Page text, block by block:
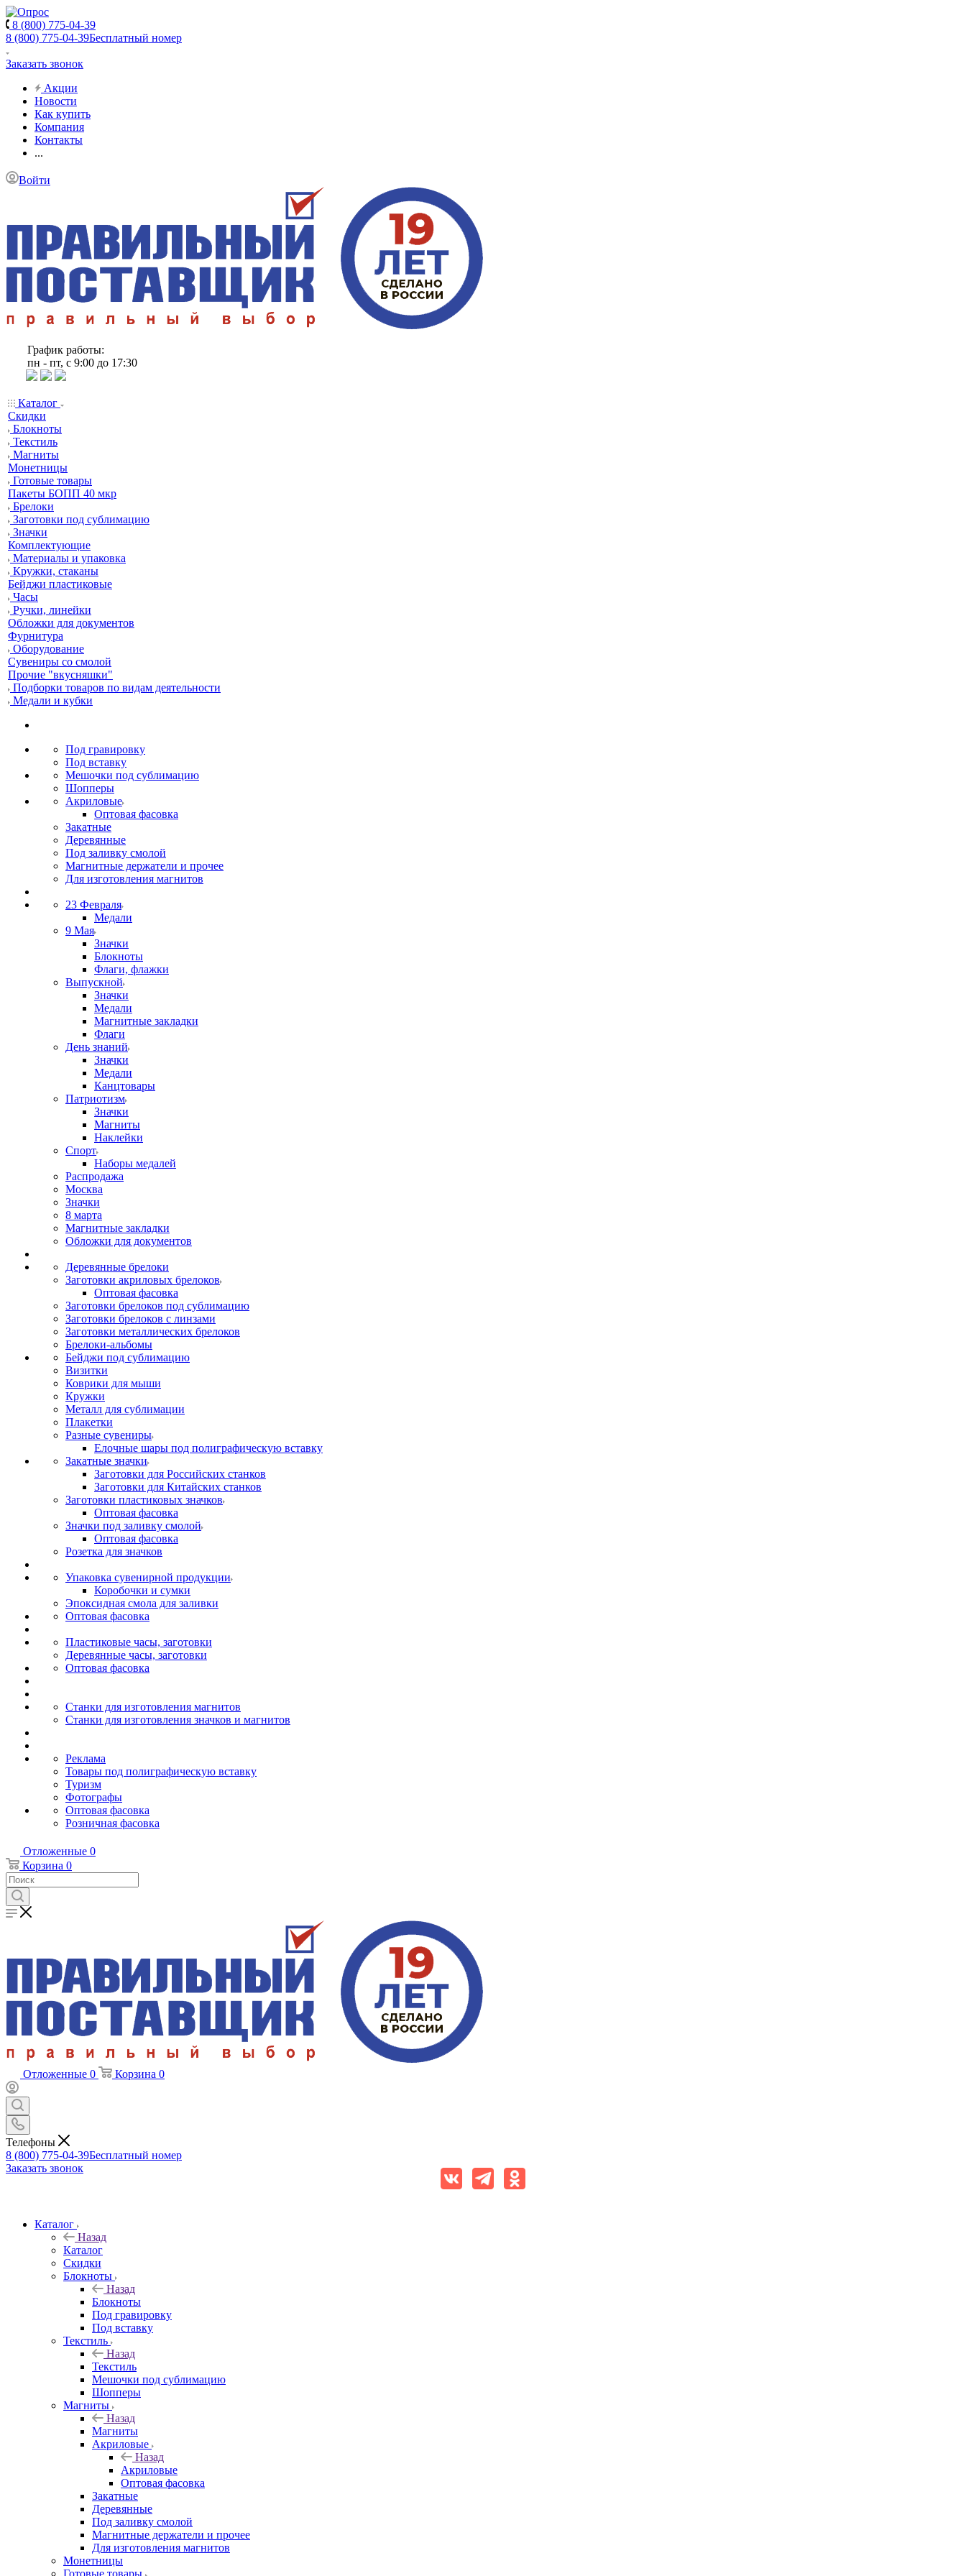
8 (800) 775-04-39
8 (800) 775-04-39Бесплатный номер
Заказать звонок
Акции
Новости
Как купить
Компания
Контакты
...
Войти
График работы:
пн - пт, с 9:00 до 17:30
Каталог
Скидки
Блокноты
Текстиль
Магниты
Монетницы
Готовые товары
Пакеты БОПП 40 мкр
Брелоки
Заготовки под сублимацию
Значки
Комплектующие
Материалы и упаковка
Кружки, стаканы
Бейджи пластиковые
Часы
Ручки, линейки
Обложки для документов
Фурнитура
Оборудование
Сувениры со смолой
Прочие "вкусняшки"
Подборки товаров по видам деятельности
Медали и кубки
Под гравировку
Под вставку
Мешочки под сублимацию
Шопперы
Акриловые
Оптовая фасовка
Закатные
Деревянные
Под заливку смолой
Магнитные держатели и прочее
Для изготовления магнитов
23 Февраля
Медали
9 Мая
Значки
Блокноты
Флаги, флажки
Выпускной
Значки
Медали
Магнитные закладки
Флаги
День знаний
Значки
Медали
Канцтовары
Патриотизм
Значки
Магниты
Наклейки
Спорт
Наборы медалей
Распродажа
Москва
Значки
8 марта
Магнитные закладки
Обложки для документов
Деревянные брелоки
Заготовки акриловых брелоков
Оптовая фасовка
Заготовки брелоков под сублимацию
Заготовки брелоков с линзами
Заготовки металлических брелоков
Брелоки-альбомы
Бейджи под сублимацию
Визитки
Коврики для мыши
Кружки
Металл для сублимации
Плакетки
Разные сувениры
Елочные шары под полиграфическую вставку
Закатные значки
Заготовки для Российских станков
Заготовки для Китайских станков
Заготовки пластиковых значков
Оптовая фасовка
Значки под заливку смолой
Оптовая фасовка
Розетка для значков
Упаковка сувенирной продукции
Коробочки и сумки
Эпоксидная смола для заливки
Оптовая фасовка
Пластиковые часы, заготовки
Деревянные часы, заготовки
Оптовая фасовка
Станки для изготовления магнитов
Станки для изготовления значков и магнитов
Реклама
Товары под полиграфическую вставку
Туризм
Фотографы
Оптовая фасовка
Розничная фасовка
Отложенные 0
Корзина 0
Отложенные 0 Корзина 0
Телефоны
8 (800) 775-04-39Бесплатный номер
Заказать звонок
Каталог
Назад
Каталог
Скидки
Блокноты
Назад
Блокноты
Под гравировку
Под вставку
Текстиль
Назад
Текстиль
Мешочки под сублимацию
Шопперы
Магниты
Назад
Магниты
Акриловые
Назад
Акриловые
Оптовая фасовка
Закатные
Деревянные
Под заливку смолой
Магнитные держатели и прочее
Для изготовления магнитов
Монетницы
Готовые товары